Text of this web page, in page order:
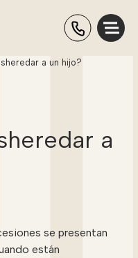
a un hijo?
a
se presentan
están